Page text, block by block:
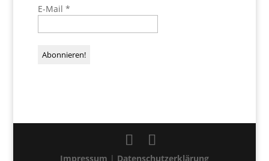
E-Mail *
Impressum | Datenschutzerklärung